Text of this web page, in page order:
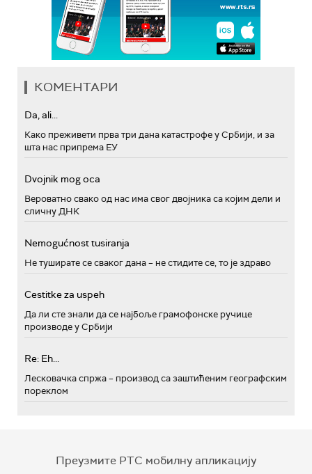
КОМЕНТАРИ
Da, ali...
Како преживети прва три дана катастрофе у Србији, и за
шта нас припрема ЕУ
Dvojnik mog oca
Вероватно свако од нас има свог двојника са којим дели и
сличну ДНК
Nemogućnost tusiranja
Не туширате се сваког дана – не стидите се, то је здраво
Cestitke za uspeh
Да ли сте знали да се најбоље грамофонске ручице
производе у Србији
Re: Eh...
Лесковачка спржа – производ са заштићеним географским
пореклом
Преузмите РТС мобилну апликацију